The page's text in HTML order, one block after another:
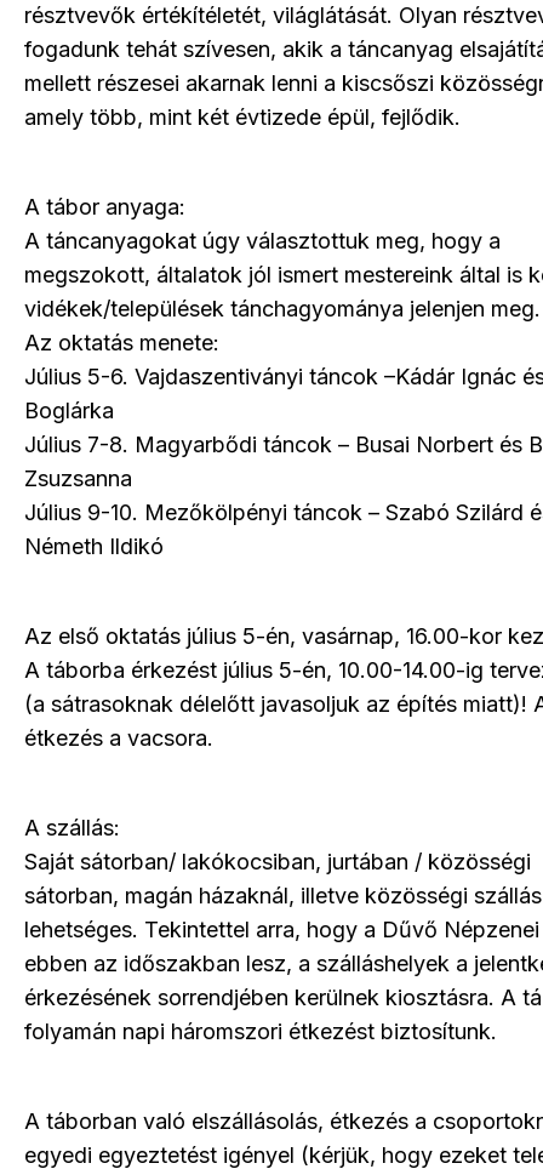
résztvevők értékítéletét, világlátását. Olyan
fogadunk tehát szívesen, akik a táncanyag
mellett részesei akarnak lenni a kiscsőszi
amely több, mint két évtizede épül, fejlődik.
A tábor anyaga:
A táncanyagokat úgy választottuk meg, hogy a
megszokott, általatok jól ismert mestereink által is
vidékek/települések tánchagyománya jelenjen meg.
Az oktatás menete:
Július 5-6. Vajdaszentiványi táncok –Kádár Ignác
Boglárka
Július 7-8. Magyarbődi táncok – Busai Norbert és
Zsuzsanna
Július 9-10. Mezőkölpényi táncok – Szabó Szilárd
Németh Ildikó
Az első oktatás július 5-én, vasárnap, 16.00-kor
A táborba érkezést július 5-én, 10.00-14.00-ig
(a sátrasoknak délelőtt javasoljuk az építés miatt)!
étkezés a vacsora.
A szállás:
Saját sátorban/ lakókocsiban, jurtában / közösségi
sátorban, magán házaknál, illetve közösségi
lehetséges. Tekintettel arra, hogy a Dűvő
ebben az időszakban lesz, a szálláshelyek a
érkezésének sorrendjében kerülnek kiosztásra. A
folyamán napi háromszori étkezést biztosítunk.
A táborban való elszállásolás, étkezés a
egyedi egyeztetést igényel (kérjük, hogy ezeket